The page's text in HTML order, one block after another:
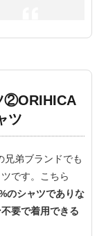
②ORIHICA
ツ
兄弟ブランドでも
です。こちら
のシャツでありな
要で着用できる